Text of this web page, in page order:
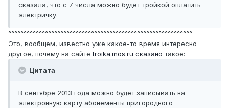
сказала, что с 7 числа можно будет тройкой оплатить
электричку.
^^^^^^^^^^^^^^^^^^^^^^^^^^^^^^^^^^^^^^^^^^^^^^^^^^^^^^^^^^^^
Это, вообщем, известно уже какое-то время интересно
другое, почему на сайтеtroika.mos.ru сказано такое:
Цитата
В сентябре 2013 года можно будет записывать на
электронную карту абонементы пригородного